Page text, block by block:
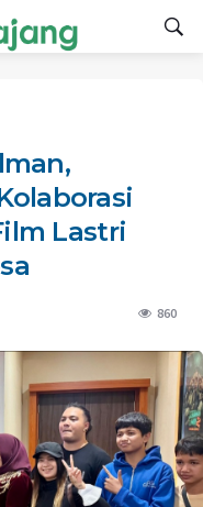
Lastri
860